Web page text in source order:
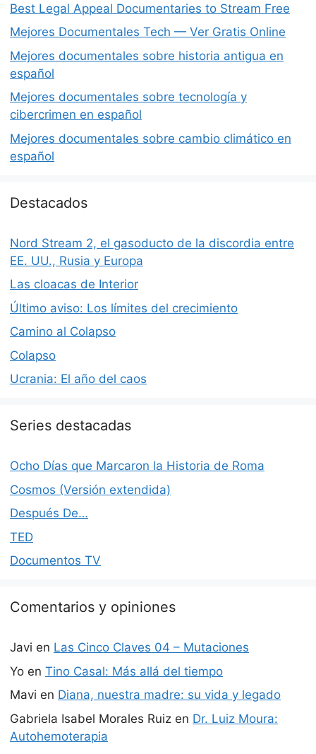
Best Legal Appeal Documentaries to Stream Free
Mejores Documentales Tech — Ver Gratis Online
Mejores documentales sobre historia antigua en
español
Mejores documentales sobre tecnología y
cibercrimen en español
Mejores documentales sobre cambio climático en
español
Destacados
Nord Stream 2, el gasoducto de la discordia entre
EE. UU., Rusia y Europa
Las cloacas de Interior
Último aviso: Los límites del crecimiento
Camino al Colapso
Colapso
Ucrania: El año del caos
Series destacadas
Ocho Días que Marcaron la Historia de Roma
Cosmos (Versión extendida)
Después De…
TED
Documentos TV
Comentarios y opiniones
Javi en Las Cinco Claves 04 – Mutaciones
Yo en Tino Casal: Más allá del tiempo
Mavi en Diana, nuestra madre: su vida y legado
Gabriela Isabel Morales Ruiz en Dr. Luiz Moura:
Autohemoterapia